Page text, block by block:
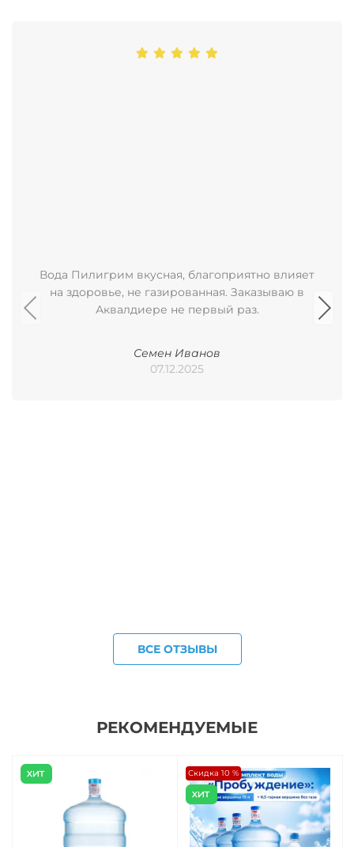
Вода Пилигрим вкусная, благоприятно влияет
на здоровье, не газированная. Заказываю в
Аквалдиере не первый раз.
Семен Иванов
07.12.2025
ВСЕ ОТЗЫВЫ
РЕКОМЕНДУЕМЫЕ
Скидка 10 %